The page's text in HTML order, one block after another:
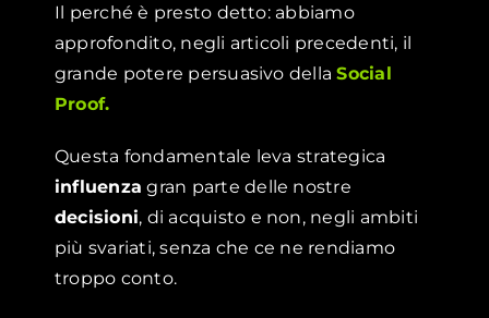
Il perché è presto detto: abbiamo
approfondito, negli articoli precedenti, il
grande potere persuasivo dellaSocial
Proof.
Questa fondamentale leva strategica
influenza gran parte delle nostre
decisioni, di acquisto e non, negli ambiti
più svariati, senza che ce ne rendiamo
troppo conto.